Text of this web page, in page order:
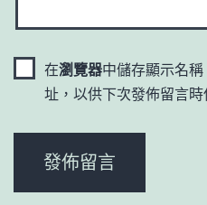
在瀏覽器中儲存顯示名
址，以供下次發佈留言時